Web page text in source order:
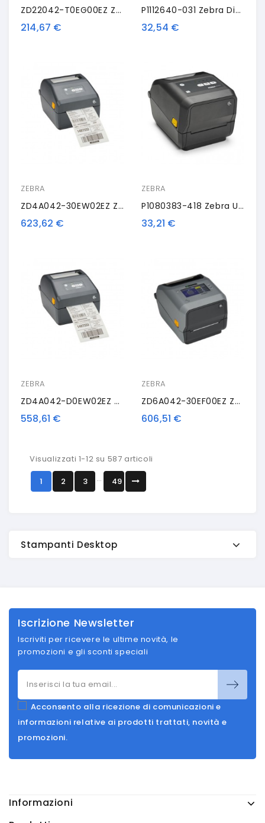
ZD22042-T0EG00EZ Zebra ZD220, 8 Punti /mm (203dpi), EPLII, ZPLII, USB
214,67 €
P1112640-031 Zebra Dispenser, Kit
32,54 €
ZEBRA
ZD4A042-30EW02EZ Zebra ZD421t, 8 Punti /mm (203dpi), RTC, USB, USB Host, BT, WLAN
623,62 €
ZEBRA
P1080383-418 Zebra Upgrade Kit, Dispenser
33,21 €
ZEBRA
ZD4A042-D0EW02EZ Zebra ZD421d, 8 Punti /mm (203dpi), RTC, USB, USB Host, BT, WLAN
558,61 €
ZEBRA
ZD6A042-30EF00EZ Zebra ZD621t, 8 Punti /mm (203dpi), RTC, USB, USB Host, RS232, BT (BLE), Ethernet, Grigio
606,51 €
Visualizzati 1-12 su 587 articoli
1
2 3 … 49
Stampanti Desktop
Iscrizione Newsletter
Iscriviti per ricevere le ultime novità, le
promozioni e gli sconti speciali
Acconsento alla ricezione di comunicazioni e
informazioni relative ai prodotti trattati, novità e
promozioni.
Informazioni